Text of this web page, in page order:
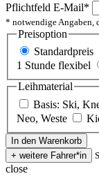
Pflichtfeld E-Mail*
* notwendige Angaben,
Preisoption
Standardpreis
1 Stunde flexibel
Leihmaterial
Basis: Ski,
Neo, Weste
close